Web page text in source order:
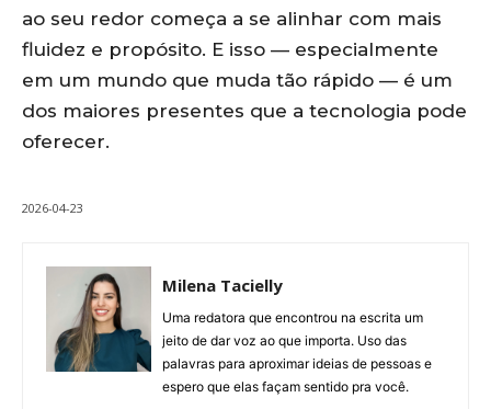
ao seu redor começa a se alinhar com mais
fluidez e propósito. E isso — especialmente
em um mundo que muda tão rápido — é um
dos maiores presentes que a tecnologia pode
oferecer.
2026-04-23
Milena Tacielly
Uma redatora que encontrou na escrita um
jeito de dar voz ao que importa. Uso das
palavras para aproximar ideias de pessoas e
espero que elas façam sentido pra você.